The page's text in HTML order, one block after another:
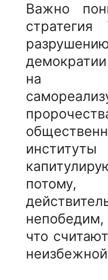
Важно
на
институты
что